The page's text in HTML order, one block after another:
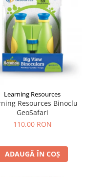
Learning Resources
Resources Binoclu
GeoSafari
110,00 RON
ADAUGĂ ÎN COȘ